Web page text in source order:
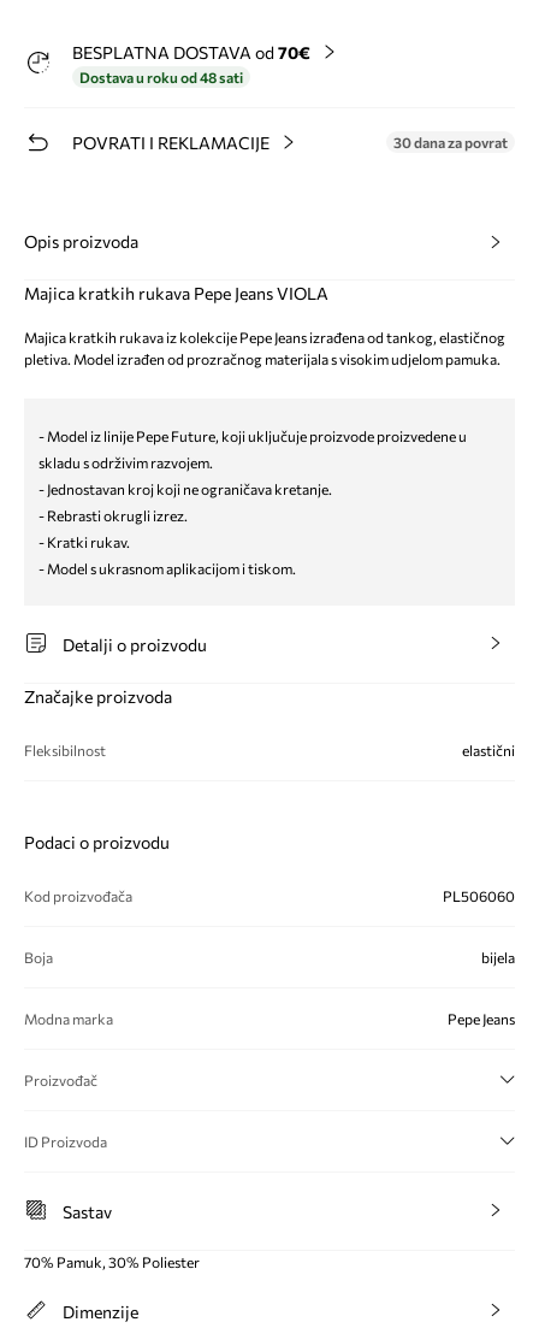
BESPLATNA DOSTAVA od 70€
Dostava u roku od 48 sati
POVRATI I REKLAMACIJE 30 dana za povrat
Opis proizvoda
Majica kratkih rukava Pepe Jeans VIOLA
Majica kratkih rukava iz kolekcije Pepe Jeans izrađena od tankog, elastičnog
pletiva. Model izrađen od prozračnog materijala s visokim udjelom pamuka.
- Model iz linije Pepe Future, koji uključuje proizvode proizvedene u
skladu s održivim razvojem.
- Jednostavan kroj koji ne ograničava kretanje.
- Rebrasti okrugli izrez.
- Kratki rukav.
- Model s ukrasnom aplikacijom i tiskom.
Detalji o proizvodu
Značajke proizvoda
Fleksibilnost elastični
Podaci o proizvodu
Kod proizvođača PL506060
Boja bijela
Modna marka Pepe Jeans
Proizvođač
ID Proizvoda
Sastav
70% Pamuk, 30% Poliester
Dimenzije